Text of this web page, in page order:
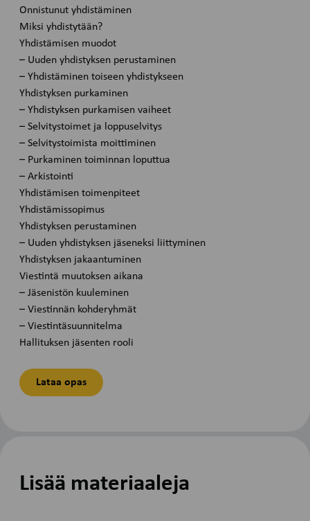
Onnistunut yhdistäminen
Miksi yhdistytään?
Yhdistämisen muodot
– Uuden yhdistyksen perustaminen
– Yhdistäminen toiseen yhdistykseen
Yhdistyksen purkaminen
– Yhdistyksen purkamisen vaiheet
– Selvitystoimet ja loppuselvitys
– Selvitystoimista moittiminen
– Purkaminen toiminnan loputtua
– Arkistointi
Yhdistämisen toimenpiteet
Yhdistämissopimus
Yhdistyksen perustaminen
– Uuden yhdistyksen jäseneksi liittyminen
Yhdistyksen jakaantuminen
Viestintä muutoksen aikana
– Jäsenistön kuuleminen
– Viestinnän kohderyhmät
– Viestintäsuunnitelma
Hallituksen jäsenten rooli
Lataa opas
Lisää materiaaleja